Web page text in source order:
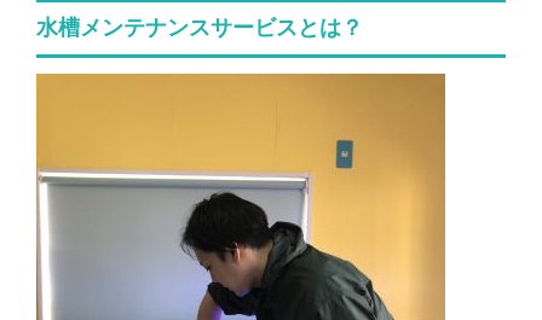
水槽メンテナンスサービスとは？